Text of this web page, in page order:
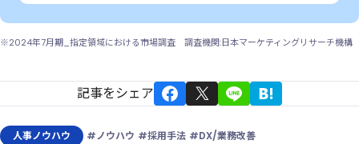
※2024年7月期_指定領域における市場調査 調査機関:日本マーケティングリサーチ機構
記事をシェア
人事ノウハウ #ノウハウ #採用手法 #DX/業務改善